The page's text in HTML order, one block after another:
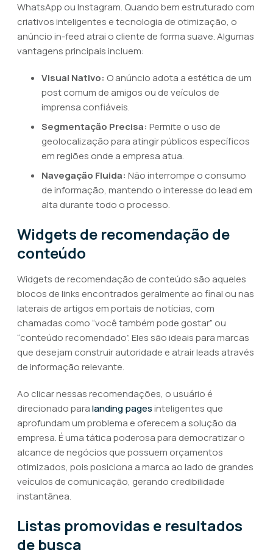
WhatsApp ou Instagram. Quando bem estruturado com
criativos inteligentes e tecnologia de otimização, o
anúncio in-feed atrai o cliente de forma suave. Algumas
vantagens principais incluem:
Visual Nativo: O anúncio adota a estética de um
post comum de amigos ou de veículos de
imprensa confiáveis.
Segmentação Precisa: Permite o uso de
geolocalização para atingir públicos específicos
em regiões onde a empresa atua.
Navegação Fluida: Não interrompe o consumo
de informação, mantendo o interesse do lead em
alta durante todo o processo.
Widgets de recomendação de
conteúdo
Widgets de recomendação de conteúdo são aqueles
blocos de links encontrados geralmente ao final ou nas
laterais de artigos em portais de notícias, com
chamadas como “você também pode gostar” ou
“conteúdo recomendado”. Eles são ideais para marcas
que desejam construir autoridade e atrair leads através
de informação relevante.
Ao clicar nessas recomendações, o usuário é
direcionado paralanding pagesinteligentes que
aprofundam um problema e oferecem a solução da
empresa. É uma tática poderosa para democratizar o
alcance de negócios que possuem orçamentos
otimizados, pois posiciona a marca ao lado de grandes
veículos de comunicação, gerando credibilidade
instantânea.
Listas promovidas e resultados
de busca